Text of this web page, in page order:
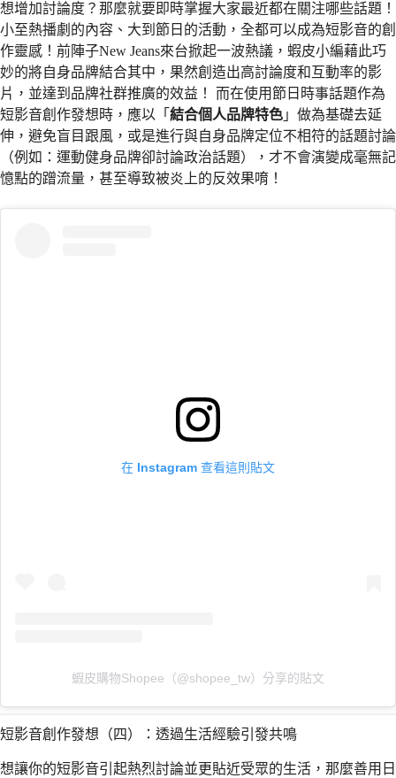
想增加討論度？那麼就要即時掌握大家最近都在關注哪些話題！
小至熱播劇的內容、大到節日的活動，全都可以成為短影音的創
作靈感！前陣子New Jeans來台掀起一波熱議，蝦皮小編藉此巧
妙的將自身品牌結合其中，果然創造出高討論度和互動率的影
片，並達到品牌社群推廣的效益！ 而在使用節日時事話題作為
短影音創作發想時，應以「 結合個人品牌特色 」做為基礎去延
伸，避免盲目跟風，或是進行與自身品牌定位不相符的話題討論
（例如：運動健身品牌卻討論政治話題），才不會演變成毫無記
憶點的蹭流量，甚至導致被炎上的反效果唷！
在 Instagram 查看這則貼文
蝦皮購物Shopee（@shopee_tw）分享的貼文
短影音創作發想（四）：透過生活經驗引發共鳴
想讓你的短影音引起熱烈討論並更貼近受眾的生活，那麼善用日